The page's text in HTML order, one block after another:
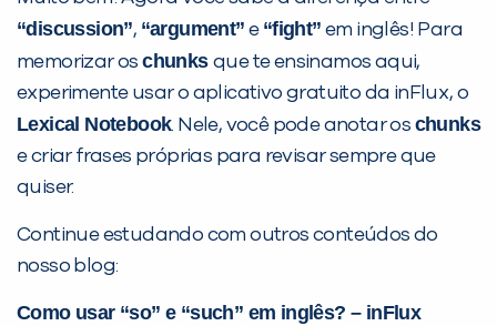
“discussion”, “argument” e “fight” em inglês! Para
memorizar oschunksque te ensinamos aqui,
experimente usar o aplicativo gratuito da inFlux, o
Lexical Notebook. Nele, você pode anotar os chunks
e criar frases próprias para revisar sempre que
quiser.
Continue estudando com outros conteúdos do
nosso blog:
Como usar “so” e “such” em inglês? – inFlux